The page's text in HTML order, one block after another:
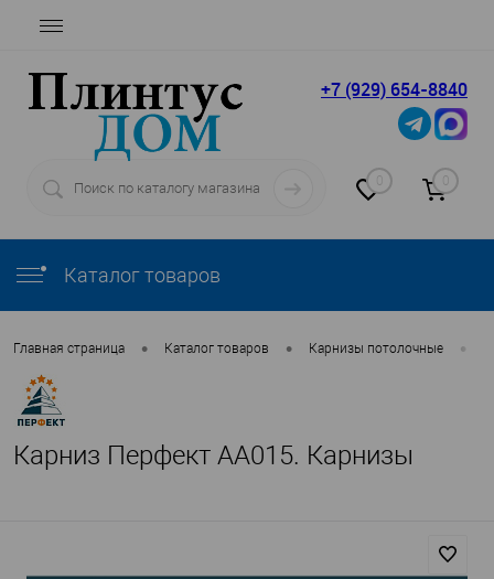
+7 (929) 654-8840
0 0
Каталог товаров
Главная страница • Каталог товаров • Карнизы потолочные •
Карниз Перфект AA015. Карнизы